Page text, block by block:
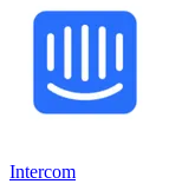
Intercom